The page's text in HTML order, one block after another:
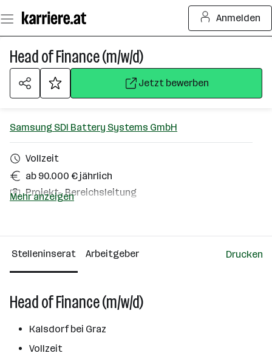
Seiteninhalt
springen
Anmelden
Head of Finance (m/w/d)
Jetzt bewerben
Samsung SDI Battery Systems GmbH
Vollzeit
ab 90.000 € jährlich
Projekt-, Bereichsleitung
Über das Unternehmen
101 - 500 Mitarbeiter*innen
Mehr anzeigen
Stelleninserat Arbeitgeber Drucken
Head of Finance (m/w/d)
Kalsdorf bei Graz
Vollzeit